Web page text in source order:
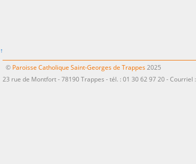
↑
© Paroisse Catholique Saint-Georges de Trappes 2025
23 rue de Montfort - 78190 Trappes - tél. : 01 30 62 97 20 - Courriel :